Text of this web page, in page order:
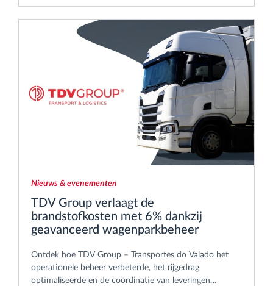
Nieuws & evenementen
TDV Group verlaagt de
brandstofkosten met 6% dankzij
geavanceerd wagenparkbeheer
Ontdek hoe TDV Group – Transportes do Valado het
operationele beheer verbeterde, het rijgedrag
optimaliseerde en de coördinatie van leveringen